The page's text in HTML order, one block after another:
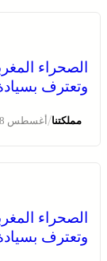
الصحراء
وتعترف
مملكتنا/أغسطس 8, 2026
الصحراء
وتعترف